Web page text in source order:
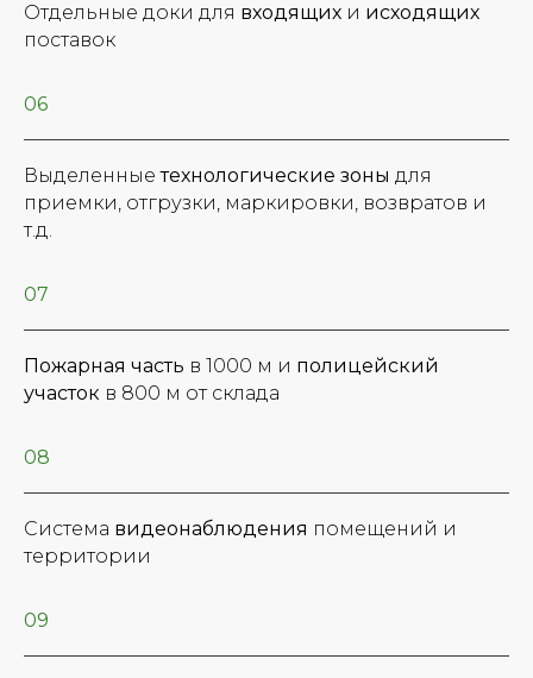
Отдельные доки для входящих и исходящих
поставок
06
Выделенныетехнологические зоны для
приемки, отгрузки, маркировки, возвратов и
т.д.
07
Пожарная часть в 1000 м и полицейский
участок в 800 м от склада
08
Система видеонаблюдения помещений и
территории
09